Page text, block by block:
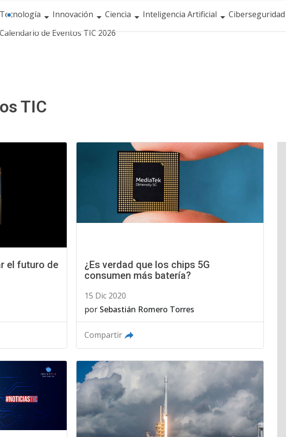
Tecnología Innovación Ciencia Inteligencia Artificial
Ciberseguridad
Calendario de Eventos TIC 2026
TIC
el futuro de
¿Es verdad que los chips 5G
consumen más batería?
15 Dic 2020
por Sebastián Romero Torres
Compartir